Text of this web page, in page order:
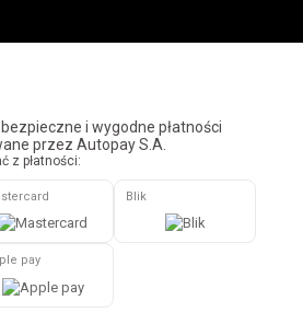
i wygodne płatności
przez Autopay S.A.
z płatności:
Blik
pay